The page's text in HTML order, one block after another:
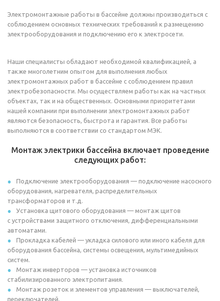
Электромонтажные работы в бассейне должны производиться с
соблюдением основных технических требований к размещению
электрооборудования и подключению его к электросети.
Наши специалисты обладают необходимой квалификацией, а
также многолетним опытом для выполнения любых
электромонтажных работ в бассейне с соблюдением правил
электробезопасности. Мы осуществляем работы как на частных
объектах, так и на общественных. Основными приоритетами
нашей компании при выполнении электромонтажных работ
являются безопасность, быстрота и гарантия. Все работы
выполняются в соответствии со стандартом МЭК.
Монтаж электрики бассейна включает проведение
следующих работ:
Подключение электрооборудования — подключение насосного
оборудования, нагревателя, распределительных
трансформаторов и т.д.
Установка щитового оборудования — монтаж щитов
с устройствами защитного отключения, дифференциальными
автоматами.
Прокладка кабелей — укладка силового или иного кабеля для
оборудования бассейна, системы освещения, мультимедийных
систем.
Монтаж инверторов — установка источников
стабилизированного электропитания.
Монтаж розеток и элементов управления — выключателей,
переключателей.